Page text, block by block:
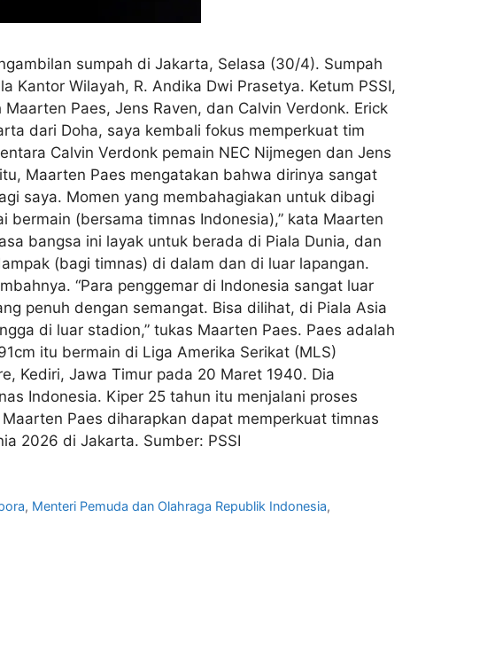
sumpah di Jakarta, Selasa (30/4). Sumpah
Kantor Wilayah, R. Andika Dwi Prasetya. Ketum PSSI,
Paes, Jens Raven, dan Calvin Verdonk. Erick
dari Doha, saya kembali fokus memperkuat tim
Calvin Verdonk pemain NEC Nijmegen dan Jens
Maarten Paes mengatakan bahwa dirinya sangat
saya. Momen yang membahagiakan untuk dibagi
(bersama timnas Indonesia),” kata Maarten
bangsa ini layak untuk berada di Piala Dunia, dan
(bagi timnas) di dalam dan di luar lapangan.
“Para penggemar di Indonesia sangat luar
penuh dengan semangat. Bisa dilihat, di Piala Asia
di luar stadion,” tukas Maarten Paes. Paes adalah
itu bermain di Liga Amerika Serikat (MLS)
Kediri, Jawa Timur pada 20 Maret 1940. Dia
Indonesia. Kiper 25 tahun itu menjalani proses
Paes diharapkan dapat memperkuat timnas
2026 di Jakarta. Sumber: PSSI
, Menteri Pemuda dan Olahraga Republik Indonesia,